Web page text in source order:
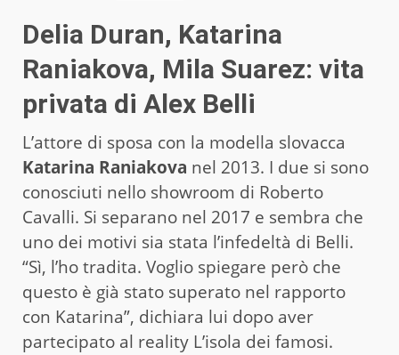
Delia Duran, Katarina
Raniakova, Mila Suarez: vita
privata di Alex Belli
L’attore di sposa con la modella slovacca
Katarina Raniakova nel 2013. I due si sono
conosciuti nello showroom di Roberto
Cavalli. Si separano nel 2017 e sembra che
uno dei motivi sia stata l’infedeltà di Belli.
“Sì, l’ho tradita. Voglio spiegare però che
questo è già stato superato nel rapporto
con Katarina”, dichiara lui dopo aver
partecipato al reality L’isola dei famosi.